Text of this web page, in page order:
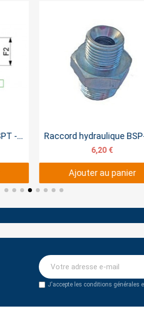
Raccord hydraulique BSPT - BSPT 3/4 BSPT 3/4 BSPT Aperçu rapide
6,20 €
Ajouter au panier
J'accepte les conditions générales